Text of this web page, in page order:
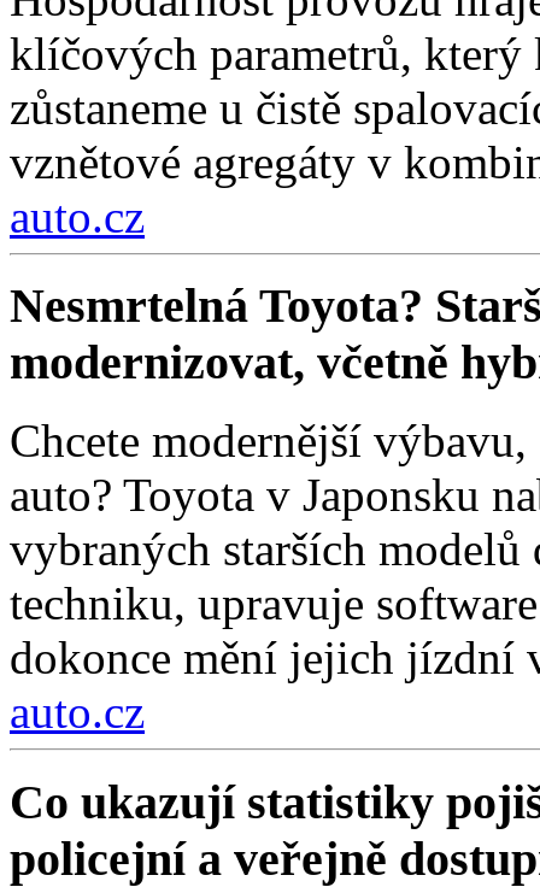
klíčových parametrů,
zůstaneme u čistě
vznětové agregáty v
auto.cz
Nesmrtelná Toyota?
modernizovat, včetně
Chcete modernější
auto? Toyota v Japonsku
vybraných starších
techniku, upravuje
dokonce mění jejich jízdní
auto.cz
Co ukazují statistiky
policejní a veřejně